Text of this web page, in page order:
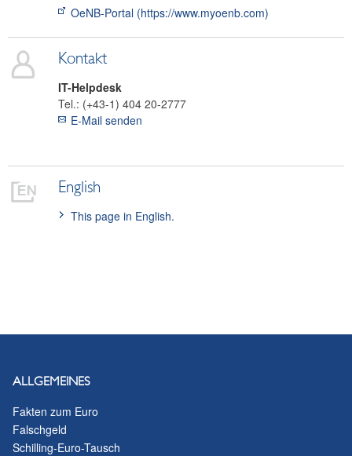
OeNB-Portal (https://www.myoenb.com)
Kontakt
IT-Helpdesk
Tel.: (+43-1) 404 20-2777
E-Mail senden
English
This page in English.
ALLGEMEINES
Fakten zum Euro
Falschgeld
Schilling-Euro-Tausch